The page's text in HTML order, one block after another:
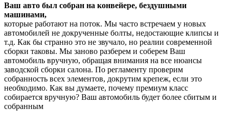
Ваш авто был собран на конвейере, бездушными
машинами,
которые работают на поток. Мы часто встречаем у новых
автомобилей не докрученные болты, недостающие клипсы и
т.д. Как бы странно это не звучало, но реалии современной
сборки таковы. Мы заново разберем и соберем Ваш
автомобиль вручную, обращая внимания на все нюансы
заводской сборки салона. По регламенту проверим
собранность всех элементов, докрутим крепеж, если это
необходимо. Как вы думаете, почему премиум класс
собирается вручную? Ваш автомобиль будет более сбитым и
собранным